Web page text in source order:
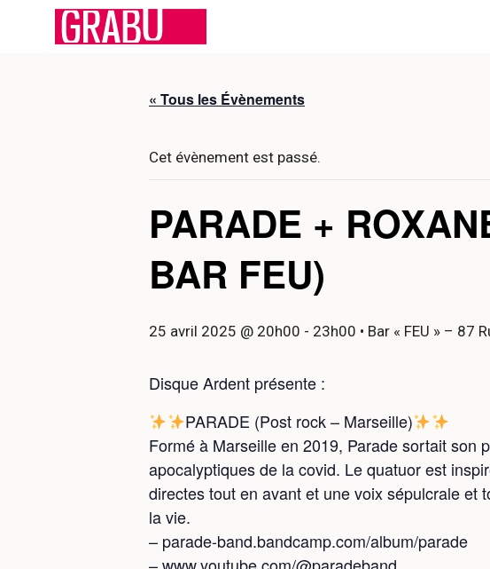
« Tous les Évènements
Cet évènement est passé.
PARADE +
BAR FEU)
25 avril 2025 @ 20h00 - 23h00 • Bar « FEU » – 87
Disque Ardent présente :
PARADE (Post rock – Marseille)
Formé à Marseille en 2019, Parade sortait son
apocalyptiques de la covid. Le quatuor est
directes tout en avant et une voix sépulcrale et
la vie.
– parade-band.bandcamp.com/album/parade